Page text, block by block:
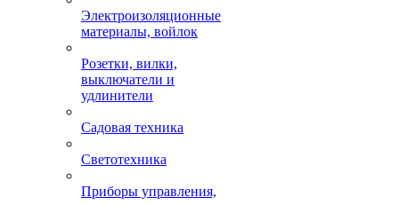
Электроизоляционные
материалы, войлок
Розетки, вилки,
выключатели и
удлинители
Садовая техника
Светотехника
Приборы управления,